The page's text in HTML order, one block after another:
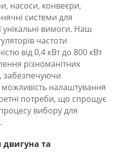
насоси, конвеєри,
системи для
вимоги. Наш
частоти
від 0,4 кВт до 800 кВт
різноманітних
забезпечуючи
можливість налаштування
потреби, що спрощує
вибору для
та